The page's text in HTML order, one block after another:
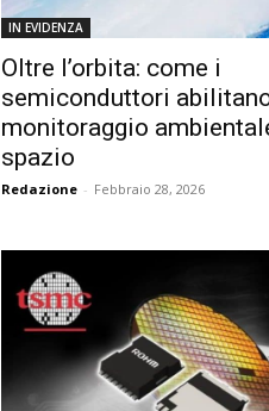
IN EVIDENZA
Oltre l’orbita: come i
semiconduttori
monitoraggio
spazio
Redazione - Febbraio 28, 2026